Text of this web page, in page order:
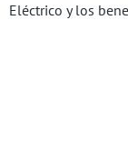
Eléctrico y los